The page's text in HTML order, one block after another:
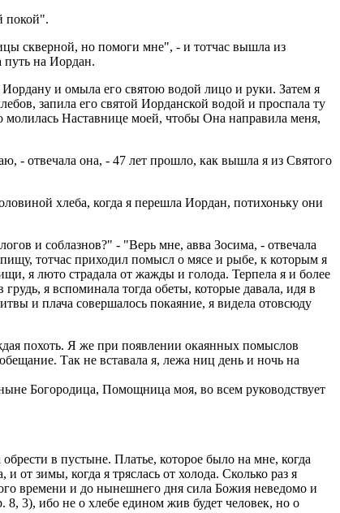
покой".
скверной, но помоги мне", - и тотчас вышла из
путь на Иордан.
и омыла его святою водой лицо и руки. Затем я
запила его святой Иорданской водой и проспала ту
молилась Наставнице моей, чтобы Она направила меня,
- отвечала она, - 47 лет прошло, как вышла я из Святого
хлеба, когда я перешла Иордан, потихоньку они
и соблазнов?" - "Верь мне, авва Зосима, - отвечала
тотчас приходил помысл о мясе и рыбе, к которым я
я люто страдала от жажды и голода. Терпела я и более
я вспоминала тогда обеты, которые давала, идя в
и плача совершалось покаяние, я видела отовсюду
похоть. Я же при появлении окаянных помыслов
Так не вставала я, лежа ниц день и ночь на
Богородица, Помощница моя, во всем руководствует
в пустыне. Платье, которое было на мне, когда
от зимы, когда я тряслась от холода. Сколько раз я
времени и до нынешнего дня сила Божия неведомо и
3), ибо не о хлебе едином жив будет человек, но о